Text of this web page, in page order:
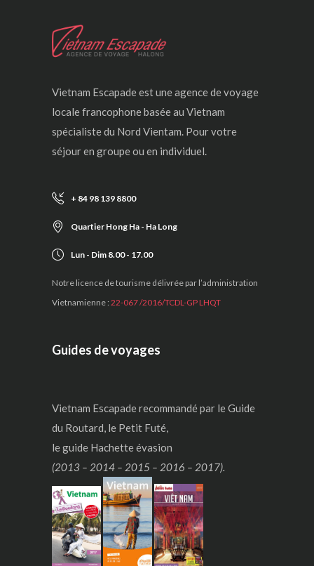
Vietnam Escapade est une agence de voyage
locale francophone basée au Vietnam
spécialiste du Nord Vientam. Pour votre
séjour en groupe ou en individuel.
+ 84 98 139 8800
Quartier Hong Ha - Ha Long
Lun - Dim 8.00 - 17.00
Notre licence de tourisme délivrée par l’administration
Vietnamienne : 22-067 /2016/TCDL-GP LHQT
Guides de voyages
Vietnam Escapade recommandé par le Guide
du Routard, le Petit Futé,
le guide Hachette évasion
(2013 – 2014 – 2015 – 2016 – 2017).